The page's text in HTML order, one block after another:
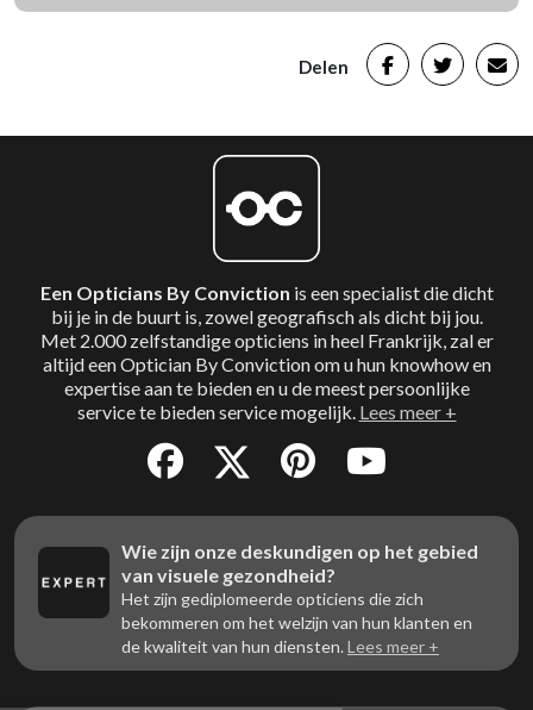
Delen
Een Opticians By Conviction is een specialist die dicht
bij je in de buurt is, zowel geografisch als dicht bij jou.
Met 2.000 zelfstandige opticiens in heel Frankrijk, zal er
altijd een Optician By Conviction om u hun knowhow en
expertise aan te bieden en u de meest persoonlijke
service te bieden service mogelijk. Lees meer +
Wie zijn onze deskundigen op het gebied
van visuele gezondheid?
Het zijn gediplomeerde opticiens die zich
bekommeren om het welzijn van hun klanten en
de kwaliteit van hun diensten. Lees meer +